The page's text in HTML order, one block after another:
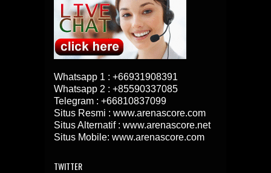
Whatsapp 1 : +66931908391
Whatsapp 2 : +85590337085
Telegram : +66810837099
Situs Resmi : www.arenascore.com
Situs Alternatif : www.arenascore.net
Situs Mobile: www.arenascore.com
TWITTER